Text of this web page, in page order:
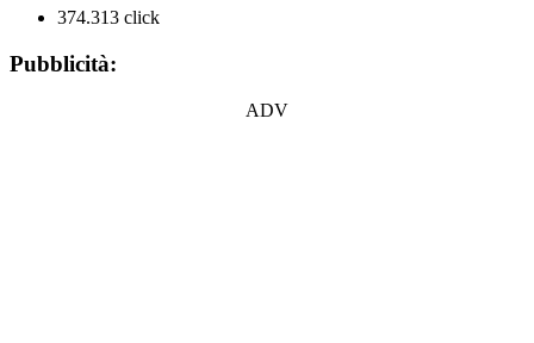
374.313 click
Pubblicità:
ADV